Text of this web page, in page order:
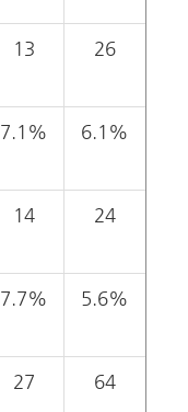
13 26
7.1% 6.1%
14 24
7.7% 5.6%
27 64